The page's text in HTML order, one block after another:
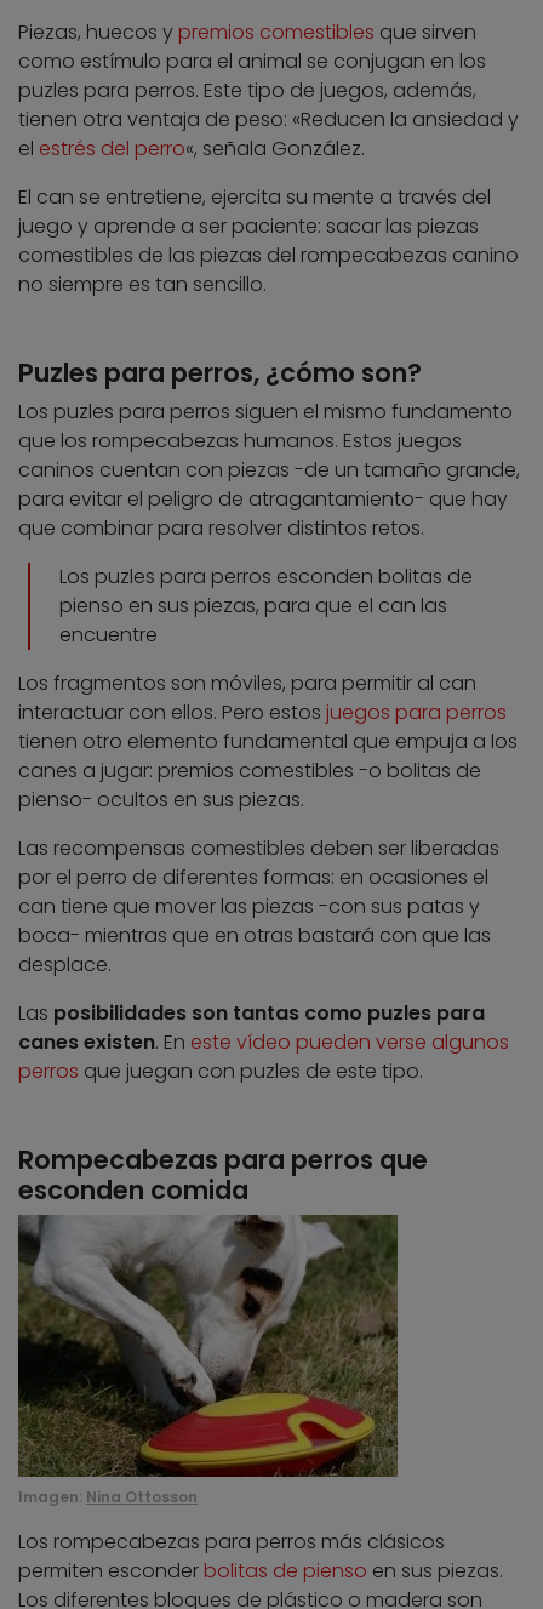
Piezas, huecos y premios comestibles que sirven
como estímulo para el animal se conjugan en los
puzles para perros. Este tipo de juegos, además,
tienen otra ventaja de peso: «Reducen la ansiedad y
el estrés del perro«, señala González.
El can se entretiene, ejercita su mente a través del
juego y aprende a ser paciente: sacar las piezas
comestibles de las piezas del rompecabezas canino
no siempre es tan sencillo.
Puzles para perros, ¿cómo son?
Los puzles para perros siguen el mismo fundamento
que los rompecabezas humanos. Estos juegos
caninos cuentan con piezas -de un tamaño grande,
para evitar el peligro de atragantamiento- que hay
que combinar para resolver distintos retos.
Los puzles para perros esconden bolitas de
pienso en sus piezas, para que el can las
encuentre
Los fragmentos son móviles, para permitir al can
interactuar con ellos. Pero estos juegos para perros
tienen otro elemento fundamental que empuja a los
canes a jugar: premios comestibles -o bolitas de
pienso- ocultos en sus piezas.
Las recompensas comestibles deben ser liberadas
por el perro de diferentes formas: en ocasiones el
can tiene que mover las piezas -con sus patas y
boca- mientras que en otras bastará con que las
desplace.
Las posibilidades son tantas como puzles para
canes existen. En este vídeo pueden verse algunos
perros que juegan con puzles de este tipo.
Rompecabezas para perros que
esconden comida
Imagen: Nina Ottosson
Los rompecabezas para perros más clásicos
permiten esconder bolitas de pienso en sus piezas.
Los diferentes bloques de plástico o madera son